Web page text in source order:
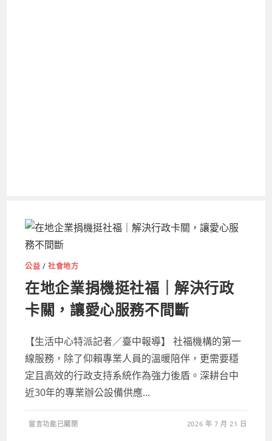
公益 /社會地方
在地企業捐機挺社福｜解決行政
卡關，讓愛心服務不間斷
【生活中心特派記者／臺中報導】 社福機構的第一
線服務，除了仰賴專業人員的溫暖陪伴，更需要穩
定且高效的行政支持系統作為強力後盾。深耕台中
近30年的專業辦公設備供應...
在
〈在
留言功能已關閉 2026 年 7 月 21 日